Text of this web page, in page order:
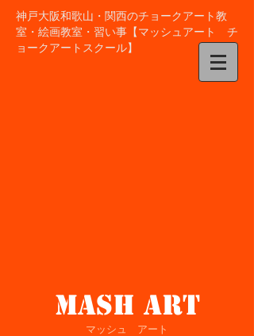
神戸大阪和歌山・関西のチョークアート教
室・絵画教室・習い事【マッシュアート チ
ョークアートスクール】
mash art
マッシュ アート